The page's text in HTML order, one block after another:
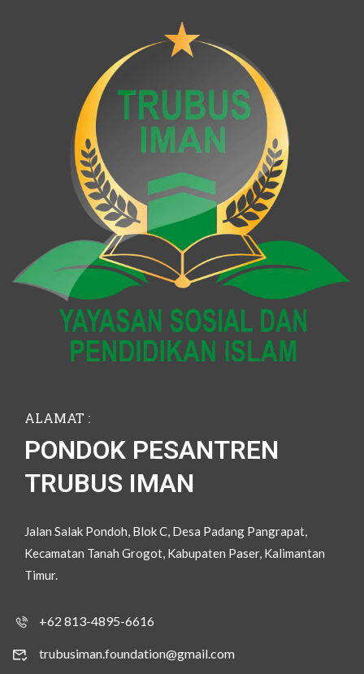
ALAMAT :
PONDOK PESANTREN
TRUBUS IMAN
Jalan Salak Pondoh, Blok C, Desa Padang Pangrapat,
Kecamatan Tanah Grogot, Kabupaten Paser, Kalimantan
Timur.
+62 813-4895-6616
trubusiman.foundation@gmail.com